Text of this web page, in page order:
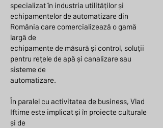
specializat în industria utilităților și
echipamentelor de automatizare din
România care comercializează o gamă
largă de
echipamente de măsură și control, soluții
pentru rețele de apă și canalizare sau
sisteme de
automatizare.
În paralel cu activitatea de business, Vlad
Iftime este implicat și în proiecte culturale
și de